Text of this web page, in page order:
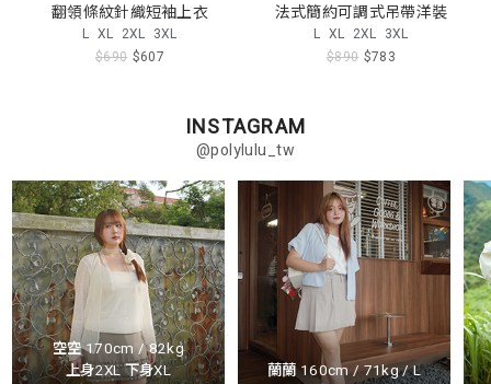
翻領條紋針織短袖上衣
L XL 2XL 3XL
$690 $607
法式簡約可調式吊帶洋裝
L XL 2XL 3XL
$890 $783
INSTAGRAM
@polylulu_tw
空空 170cm / 82kg
上身2XL 下身XL
蘭蘭 160cm / 71kg / L